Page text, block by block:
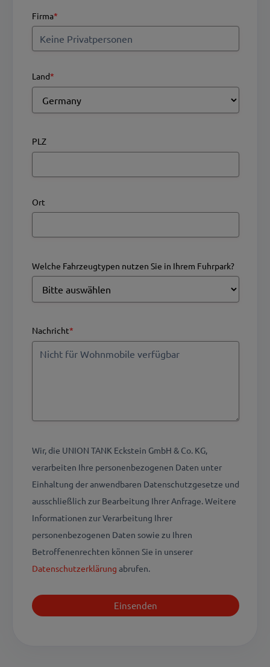
Firma*
Land*
PLZ
Ort
Welche Fahrzeugtypen nutzen Sie in Ihrem Fuhrpark?
Nachricht*
Wir, die UNION TANK Eckstein GmbH & Co. KG,
verarbeiten Ihre personenbezogenen Daten unter
Einhaltung der anwendbaren Datenschutzgesetze und
ausschließlich zur Bearbeitung Ihrer Anfrage. Weitere
Informationen zur Verarbeitung Ihrer
personenbezogenen Daten sowie zu Ihren
Betroffenenrechten können Sie in unserer
Datenschutzerklärung abrufen.